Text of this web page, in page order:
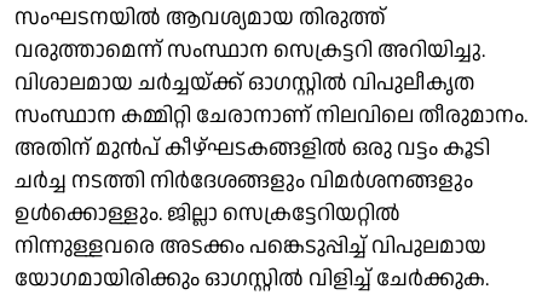
സംഘടനയിൽ ആവശ്യമായ തിരുത്ത്
വരുത്താമെന്ന് സംസ്ഥാന സെക്രട്ടറി അറിയിച്ചു.
വിശാലമായ ചർച്ചയ്ക്ക് ഓഗസ്റ്റിൽ വിപുലീകൃത
സംസ്ഥാന കമ്മിറ്റി ചേരാനാണ് നിലവിലെ തീരുമാനം.
അതിന് മുൻപ് കീഴ്ഘടകങ്ങളിൽ ഒരു വട്ടം കൂടി
ചർച്ച നടത്തി നിർദേശങ്ങളും വിമർശനങ്ങളും
ഉൾക്കൊള്ളും. ജില്ലാ സെക്രട്ടേറിയറ്റിൽ
നിന്നുള്ളവരെ അടക്കം പങ്കെടുപ്പിച്ച് വിപുലമായ
യോഗമായിരിക്കും ഓഗസ്റ്റിൽ വിളിച്ച് ചേർക്കുക.